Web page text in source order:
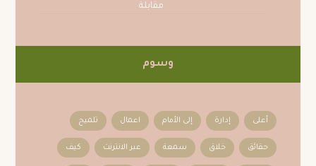
مقابلة
وسوم
أعلى إدارة إلى الأمام اعمال تلميح
حقائق خلاق سمعة عبر الانترنت كيف